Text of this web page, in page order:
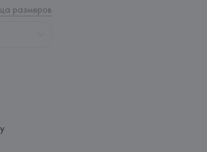
размеров